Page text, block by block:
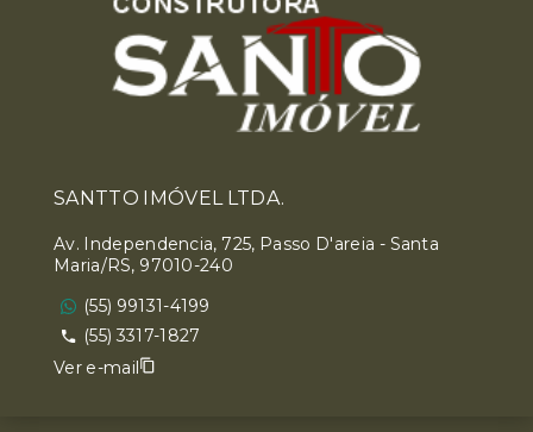
SANTTO IMÓVEL LTDA.
Av. Independencia, 725, Passo D'areia - Santa
Maria/RS, 97010-240
(55) 99131-4199
(55) 3317-1827
Ver e-mail